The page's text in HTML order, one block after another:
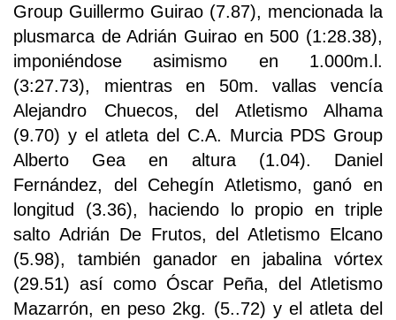
Group Guillermo Guirao (7.87), mencionada la
plusmarca de Adrián Guirao en 500 (1:28.38),
imponiéndose asimismo en 1.000m.l.
(3:27.73), mientras en 50m. vallas vencía
Alejandro Chuecos, del Atletismo Alhama
(9.70) y el atleta del C.A. Murcia PDS Group
Alberto Gea en altura (1.04). Daniel
Fernández, del Cehegín Atletismo, ganó en
longitud (3.36), haciendo lo propio en triple
salto Adrián De Frutos, del Atletismo Elcano
(5.98), también ganador en jabalina vórtex
(29.51) así como Óscar Peña, del Atletismo
Mazarrón, en peso 2kg. (5..72) y el atleta del